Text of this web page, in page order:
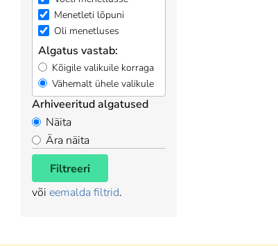
Menetleti lõpuni
Oli menetluses
Algatus vastab:
Kõigile valikuile korraga
Vähemalt ühele valikule
Arhiveeritud algatused
Näita
Ära näita
Filtreeri
või eemalda filtrid.